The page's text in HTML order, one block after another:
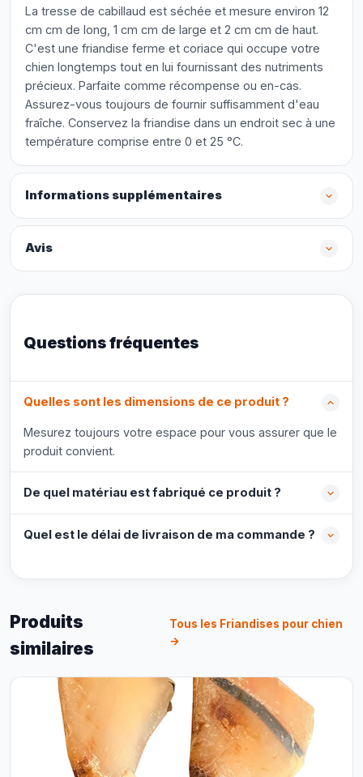
La tresse de cabillaud est séchée et mesure environ 12
cm cm de long, 1 cm cm de large et 2 cm cm de haut.
C'est une friandise ferme et coriace qui occupe votre
chien longtemps tout en lui fournissant des nutriments
précieux. Parfaite comme récompense ou en-cas.
Assurez-vous toujours de fournir suffisamment d'eau
fraîche. Conservez la friandise dans un endroit sec à une
température comprise entre 0 et 25 °C.
Informations supplémentaires
Avis
Questions fréquentes
Quelles sont les dimensions de ce produit ?
Mesurez toujours votre espace pour vous assurer que le
produit convient.
De quel matériau est fabriqué ce produit ?
Quel est le délai de livraison de ma commande ?
Produits
similaires
Tous les Friandises pour chien
→